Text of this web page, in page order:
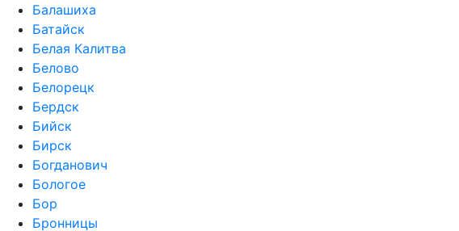
Балашиха
Батайск
Белая Калитва
Белово
Белорецк
Бердск
Бийск
Бирск
Богданович
Бологое
Бор
Бронницы